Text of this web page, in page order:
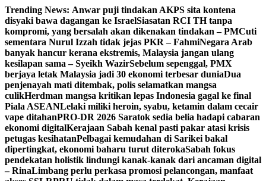
Skip
to
content
Trending News: Anwar puji tindakan AKPS sita kontena
disyaki bawa dagangan ke IsraelSiasatan RCI TH tanpa
kompromi, yang bersalah akan dikenakan tindakan – PMCuti
sementara Nurul Izzah tidak jejas PKR – FahmiNegara Arab
banyak hancur kerana ekstremis, Malaysia jangan ulang
kesilapan sama – Syeikh WazirSebelum sepenggal, PMX
berjaya letak Malaysia jadi 30 ekonomi terbesar duniaDua
penjenayah mati ditembak, polis selamatkan mangsa
culikHerdman mangsa kritikan lepas Indonesia gagal ke final
Piala ASEANLelaki miliki heroin, syabu, ketamin dalam cecair
vape ditahanPRO-DR 2026 Saratok sedia belia hadapi cabaran
ekonomi digitalKerajaan Sabah kenal pasti pakar atasi krisis
petugas kesihatanPelbagai kemudahan di Sarikei bakal
dipertingkat, ekonomi baharu turut diterokaSabah fokus
pendekatan holistik lindungi kanak-kanak dari ancaman digital
– RinaLimbang perlu perkasa promosi pelancongan, manfaat